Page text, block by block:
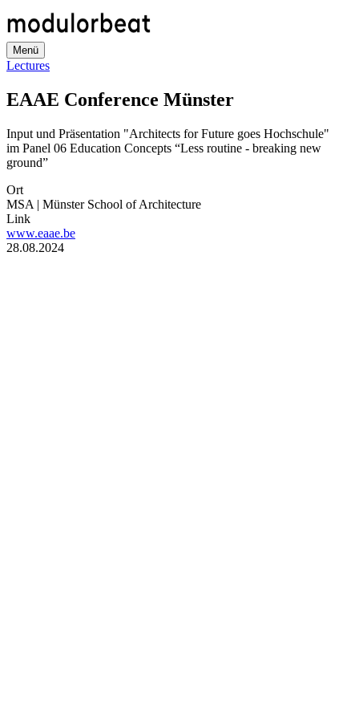
zum
Inhalt
Menü
Lectures
EAAE Conference Münster
Input und Präsentation "Architects for Future goes Hochschule"
im Panel 06 Education Concepts “Less routine - breaking new
ground”
Ort
MSA | Münster School of Architecture
Link
www.eaae.be
Datum
28.08.2024